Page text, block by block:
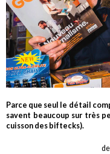
Parce que seul le détail
savent beaucoup sur très
cuisson des biftecks).